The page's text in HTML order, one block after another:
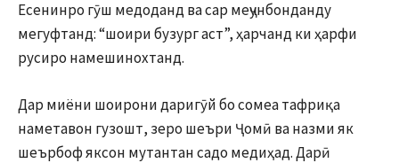
Есенинро гӯш медоданд ва сар меҷунбонданду
мегуфтанд: “шоири бузург аст”, ҳарчанд ки ҳарфи
русиро намешинохтанд.
Дар миёни шоирони даригӯй бо сомеа тафриқа
наметавон гузошт, зеро шеъри Ҷомӣ ва назми як
шеърбоф яксон мутантан садо медиҳад. Дарӣ